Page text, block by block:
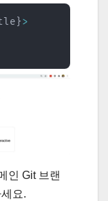
}>
인 Git 브랜
요.